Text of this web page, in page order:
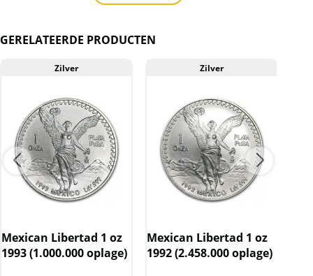
Levering
Deze munt wordt geleverd in een plastic
Kwaliteit
De munten worden uit voorraad geleverd, en
komen daarmee niet rechtstreeks van de
producent af. De munten kunnen soms
krassen, aanslag en/of melkvlekken bevatten.
verhandeld. Dit houdt in dat wij btw afdragen
over de marge die wij behalen op dit product.
GERELATEERDE PRODUCTEN
Zilver
Mexican Libertad 1 oz
1993 (1.000.000 oplage)
Zilver
Mexican Libertad 1 oz
1992 (2.458.000 oplage)